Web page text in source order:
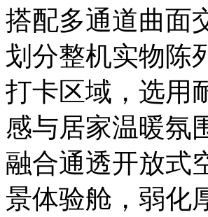
搭配多通道曲面
划分整机实物陈
打卡区域，选用
感与居家温暖氛
融合通透开放式
景体验舱，弱化